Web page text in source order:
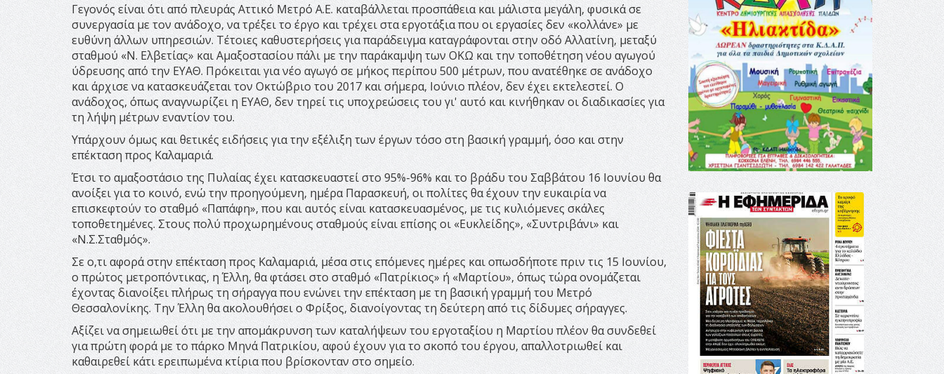
Γεγονός είναι ότι από πλευράς Αττικό Μετρό Α.Ε. καταβάλλεται προσπάθεια και μάλιστα μεγάλη, φυσικά σε
συνεργασία με τον ανάδοχο, να τρέξει το έργο και τρέχει στα εργοτάξια που οι εργασίες δεν «κολλάνε» με
ευθύνη άλλων υπηρεσιών. Τέτοιες καθυστερήσεις για παράδειγμα καταγράφονται στην οδό Αλλατίνη, μεταξύ
σταθμού «Ν. Ελβετίας» και Αμαξοστασίου πάλι με την παράκαμψη των ΟΚΩ και την τοποθέτηση νέου αγωγού
ύδρευσης από την ΕΥΑΘ. Πρόκειται για νέο αγωγό σε μήκος περίπου 500 μέτρων, που ανατέθηκε σε ανάδοχο
και άρχισε να κατασκευάζεται τον Οκτώβριο του 2017 και σήμερα, Ιούνιο πλέον, δεν έχει εκτελεστεί. Ο
ανάδοχος, όπως αναγνωρίζει η ΕΥΑΘ, δεν τηρεί τις υποχρεώσεις του γι' αυτό και κινήθηκαν οι διαδικασίες για
τη λήψη μέτρων εναντίον του.
Υπάρχουν όμως και θετικές ειδήσεις για την εξέλιξη των έργων τόσο στη βασική γραμμή, όσο και στην
επέκταση προς Καλαμαριά.
Έτσι το αμαξοστάσιο της Πυλαίας έχει κατασκευαστεί στο 95%-96% και το βράδυ του Σαββάτου 16 Ιουνίου θα
ανοίξει για το κοινό, ενώ την προηγούμενη, ημέρα Παρασκευή, οι πολίτες θα έχουν την ευκαιρία να
επισκεφτούν το σταθμό «Παπάφη», που και αυτός είναι κατασκευασμένος, με τις κυλιόμενες σκάλες
τοποθετημένες. Στους πολύ προχωρημένους σταθμούς είναι επίσης οι «Ευκλείδης», «Συντριβάνι» και
«Ν.Σ.Σταθμός».
Σε ο,τι αφορά στην επέκταση προς Καλαμαριά, μέσα στις επόμενες ημέρες και οπωσδήποτε πριν τις 15 Ιουνίου,
ο πρώτος μετροπόντικας, η Έλλη, θα φτάσει στο σταθμό «Πατρίκιος» ή «Μαρτίου», όπως τώρα ονομάζεται
έχοντας διανοίξει πλήρως τη σήραγγα που ενώνει την επέκταση με τη βασική γραμμή του Μετρό
Θεσσαλονίκης. Την Έλλη θα ακολουθήσει ο Φρίξος, διανοίγοντας τη δεύτερη από τις δίδυμες σήραγγες.
Αξίζει να σημειωθεί ότι με την απομάκρυνση των καταλήψεων του εργοταξίου η Μαρτίου πλέον θα συνδεθεί
για πρώτη φορά με το πάρκο Μηνά Πατρικίου, αφού έχουν για το σκοπό του έργου, απαλλοτριωθεί και
καθαιρεθεί κάτι ερειπωμένα κτίρια που βρίσκονταν στο σημείο.